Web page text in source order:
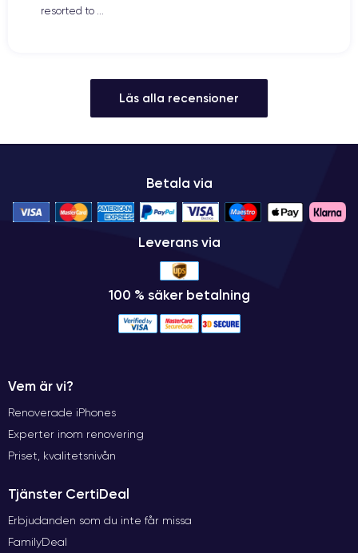
resorted to ...
Läs alla recensioner
Betala via
Leverans via
100 % säker betalning
Vem är vi?
Renoverade iPhones
Experter inom renovering
Priset, kvalitetsnivån
Tjänster CertiDeal
Erbjudanden som du inte får missa
FamilyDeal